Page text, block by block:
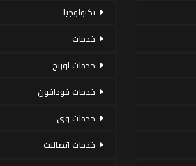
تكنولوجيا
خدمات
خدمات اورنج
خدمات فودافون
خدمات وى
خدمات اتصالات